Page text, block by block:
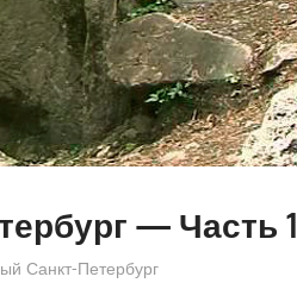
— Часть 1
Санкт-Петербург